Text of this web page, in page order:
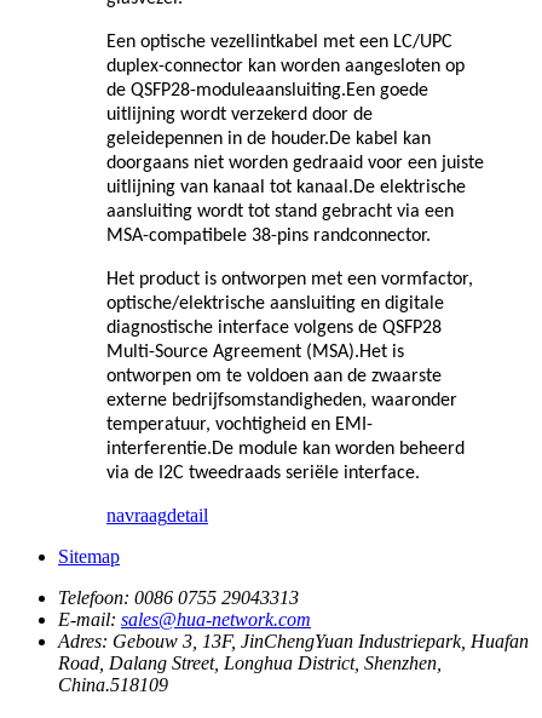
Een optische vezellintkabel met een LC/UPC
duplex-connector kan worden aangesloten op
de QSFP28-moduleaansluiting.Een goede
uitlijning wordt verzekerd door de
geleidepennen in de houder.De kabel kan
doorgaans niet worden gedraaid voor een juiste
uitlijning van kanaal tot kanaal.De elektrische
aansluiting wordt tot stand gebracht via een
MSA-compatibele 38-pins randconnector.
Het product is ontworpen met een vormfactor,
optische/elektrische aansluiting en digitale
diagnostische interface volgens de QSFP28
Multi-Source Agreement (MSA).Het is
ontworpen om te voldoen aan de zwaarste
externe bedrijfsomstandigheden, waaronder
temperatuur, vochtigheid en EMI-
interferentie.De module kan worden beheerd
via de I2C tweedraads seriële interface.
navraagdetail
Sitemap
Telefoon: 0086 0755 29043313
E-mail: sales@hua-network.com
Adres: Gebouw 3, 13F, JinChengYuan Industriepark, Huafan
Road, Dalang Street, Longhua District, Shenzhen,
China.518109